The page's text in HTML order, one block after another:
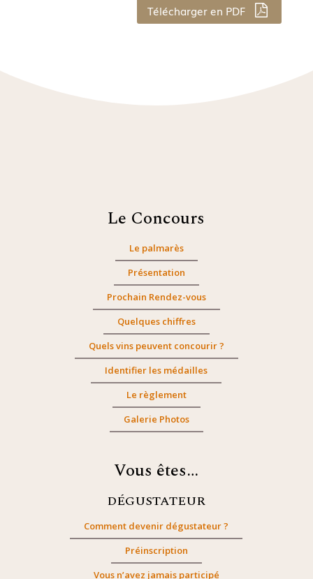
Télécharger en PDF
Le Concours
Le palmarès
Présentation
Prochain Rendez-vous
Quelques chiffres
Quels vins peuvent concourir ?
Identifier les médailles
Le règlement
Galerie Photos
Vous êtes…
DÉGUSTATEUR
Comment devenir dégustateur ?
Préinscription
Vous n’avez jamais participé